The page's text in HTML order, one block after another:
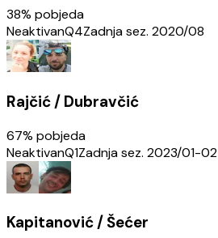
38% pobjeda
NeaktivanQ4Zadnja sez. 2020/08
Rajčić / Dubravčić
67% pobjeda
NeaktivanQ1Zadnja sez. 2023/01-02
Kapitanović / Šećer